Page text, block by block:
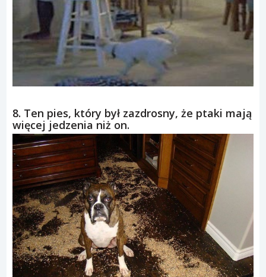
8. Ten pies, który był zazdrosny, że ptaki mają
więcej jedzenia niż on.